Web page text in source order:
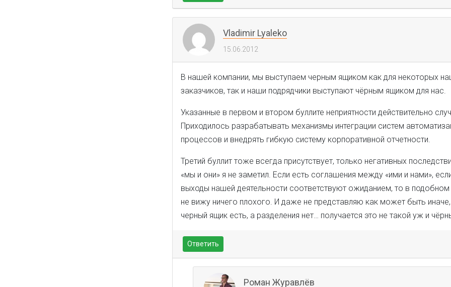
Vladimir Lyaleko
15.06.2012
В нашей компании, мы выступаем черным ящиком как для некоторых
заказчиков, так и наши подрядчики выступают чёрным ящиком для нас.
Указанные в первом и втором буллите неприятности действительно
Приходилось разрабатывать механизмы интеграции систем
процессов и внедрять гибкую систему корпоративной отчетности.
Третий буллит тоже всегда присутствует, только негативных
«мы и они» я не заметил. Если есть соглашения между «ими и нами»,
выходы нашей деятельности соответствуют ожиданием, то в подобном
не вижу ничего плохого. И даже не представляю как может быть
черный ящик есть, а разделения нет… получается это не такой уж и
Ответить
Роман Журавлёв